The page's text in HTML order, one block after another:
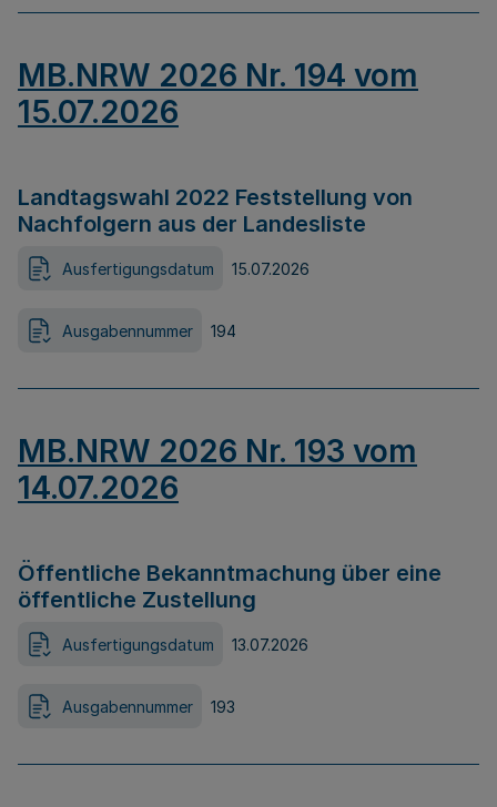
MB.NRW 2026 Nr. 194 vom
15.07.2026
Landtagswahl 2022 Feststellung von
Nachfolgern aus der Landesliste
Ausfertigungsdatum 15.07.2026
Ausgabennummer 194
MB.NRW 2026 Nr. 193 vom
14.07.2026
Öffentliche Bekanntmachung über eine
öffentliche Zustellung
Ausfertigungsdatum 13.07.2026
Ausgabennummer 193